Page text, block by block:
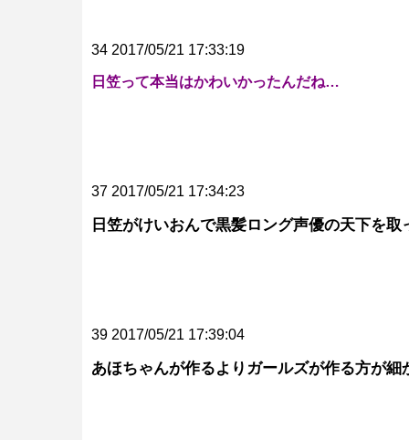
34 2017/05/21 17:33:19
日笠って本当はかわいかったんだね…
37 2017/05/21 17:34:23
日笠がけいおんで黒髪ロング声優の天下を
39 2017/05/21 17:39:04
あほちゃんが作るよりガールズが作る方が細